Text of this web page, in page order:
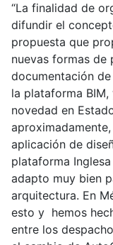
“La finalidad de
difundir el
propuesta que
nuevas formas de
documentación
la plataforma
novedad en
aplicación de
plataforma
adapto muy bien
arquitectura. En
esto y hemos
entre los